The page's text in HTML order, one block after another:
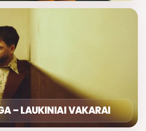
– LAUKINIAI VAKARAI